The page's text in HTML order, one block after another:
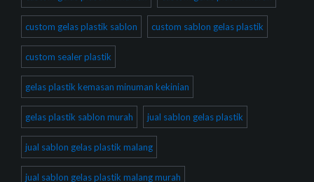
custom gelas plastik sablon custom sablon gelas plastik
custom sealer plastik
gelas plastik kemasan minuman kekinian
gelas plastik sablon murah jual sablon gelas plastik
jual sablon gelas plastik malang
jual sablon gelas plastik malang murah